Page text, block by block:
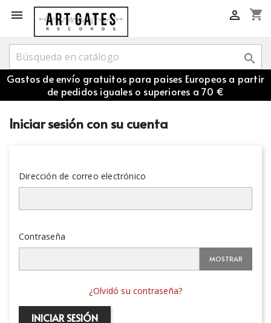
 shopping_cart


Gastos de envío gratuitos para paises Europeos a partir
de pedidos iguales o superiores a 70 €
Iniciar sesión con su cuenta
Dirección de correo electrónico
Contraseña
MOSTRAR
¿Olvidó su contraseña?
INICIAR SESIÓN